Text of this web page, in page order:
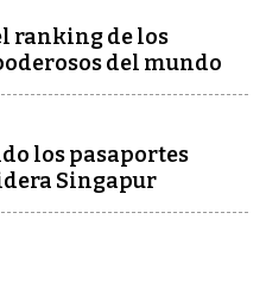
ranking de los
del mundo
los pasaportes
Singapur